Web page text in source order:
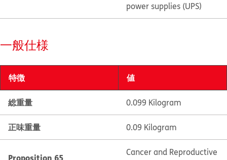
power supplies (UPS)
一般仕様
特徴 値
総重量 0.099 Kilogram
正味重量 0.09 Kilogram
Cancer and Reproductive